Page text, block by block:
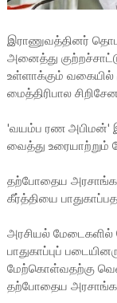
இராணுவத்தினர்
அனைத்து
உள்ளாக்கும் வகையில்
மைத்திரிபால
'வயம்ப ரண அபிமன்'
வைத்து உரையாற்றும்
தற்போதைய
கீர்த்தியை
அரசியல் மேடைகளில்
பாதுகாப்புப்
மேற்கொள்வதற்கு
தற்போதைய அரசாங்கம்